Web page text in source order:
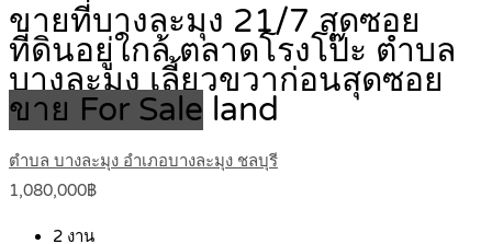
ขายที่บางละมุง 21/7 สุดซอย
ที่ดินอยู่ใกล้ ตลาดโรงโป๊ะ ตำบล
บางละมุง เลี้ยวขวาก่อนสุดซอย
ขาย For Sale land
ตำบล บางละมุง อำเภอบางละมุง ชลบุรี
1,080,000฿
2 งาน